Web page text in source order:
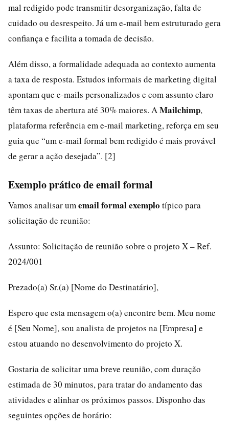
mal redigido pode transmitir desorganização, falta de
cuidado ou desrespeito. Já um e-mail bem estruturado gera
confiança e facilita a tomada de decisão.
Além disso, a formalidade adequada ao contexto aumenta
a taxa de resposta. Estudos informais de marketing digital
apontam que e-mails personalizados e com assunto claro
têm taxas de abertura até 30% maiores. A Mailchimp,
plataforma referência em e-mail marketing, reforça em seu
guia que “um e-mail formal bem redigido é mais provável
de gerar a ação desejada”. [2]
Exemplo prático de email formal
Vamos analisar um email formal exemplo típico para
solicitação de reunião:
Assunto: Solicitação de reunião sobre o projeto X – Ref.
2024/001
Prezado(a) Sr.(a) [Nome do Destinatário],
Espero que esta mensagem o(a) encontre bem. Meu nome
é [Seu Nome], sou analista de projetos na [Empresa] e
estou atuando no desenvolvimento do projeto X.
Gostaria de solicitar uma breve reunião, com duração
estimada de 30 minutos, para tratar do andamento das
atividades e alinhar os próximos passos. Disponho das
seguintes opções de horário: